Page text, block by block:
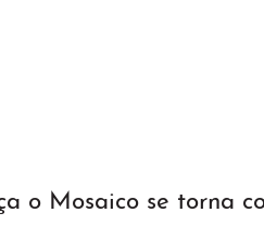
o Mosaico se torna